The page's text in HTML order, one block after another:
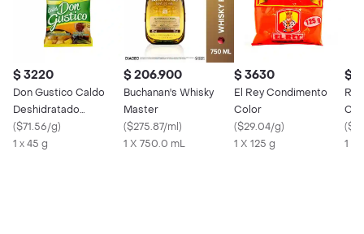
$ 3220
Don Gustico Caldo
Deshidratado
Verduras
($71.56/g)
1 x 45 g
$ 206.900
Buchanan's Whisky
Master
($275.87/ml)
1 X 750.0 mL
$ 3630
El Rey Condimento
Color
($29.04/g)
1 X 125 g
$
(
1 X